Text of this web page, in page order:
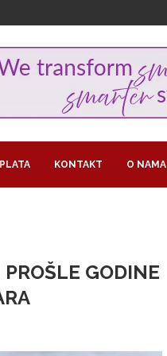
KONTAKT O NAMA
GODINE